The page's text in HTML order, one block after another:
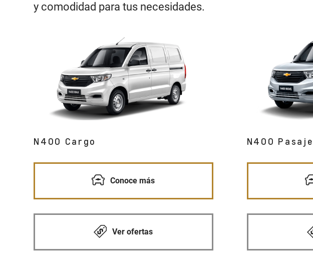
y comodidad para tus necesidades.
N400 Cargo
Conoce más
Ver ofertas
N400